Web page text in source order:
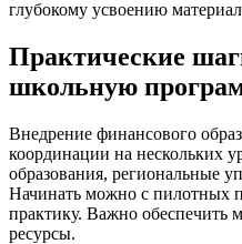
глубокому усвоению
Практические
школьную
Внедрение финансового
координации на нескольких
образования, региональные
Начинать можно с пилотных
практику. Важно обеспечить
ресурсы.